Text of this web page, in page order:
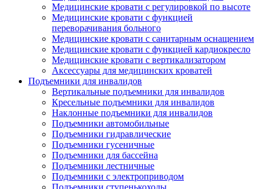
Медицинские кровати с регулировкой по высоте
Медицинские кровати с функцией
переворачивания больного
Медицинские кровати с санитарным оснащением
Медицинские кровати с функцией кардиокресло
Медицинские кровати с вертикализатором
Аксессуары для медицинских кроватей
Подъемники для инвалидов
Вертикальные подъемники для инвалидов
Кресельные подъемники для инвалидов
Наклонные подъемники для инвалидов
Подъемники автомобильные
Подъемники гидравлические
Подъемники гусеничные
Подъемники для бассейна
Подъемники лестничные
Подъемники с электроприводом
Подъемники ступенькоходы